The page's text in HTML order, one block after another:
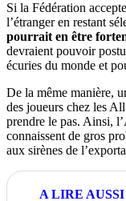
Si la Fédération
l’étranger en restant
pourrait en être
devraient pouvoir
écuries du monde et
De la même manière,
des joueurs chez les
prendre le pas. Ainsi,
connaissent de gros
aux sirènes de